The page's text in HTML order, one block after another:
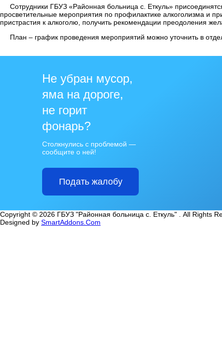
Сотрудники ГБУЗ «Районная больница с. Еткуль»
просветительные мероприятия по профилактике алкоголизма и
пристрастия к алкоголю, получить рекомендации преодоления
План – график проведения мероприятий можно уточнить в
Не убран мусор,
яма на дороге,
не горит
фонарь?
Столкнулись с проблемой —
сообщите о ней!
Подать жалобу
Copyright © 2026 ГБУЗ "Районная больница с. Еткуль" . All Rights
Designed by SmartAddons.Com